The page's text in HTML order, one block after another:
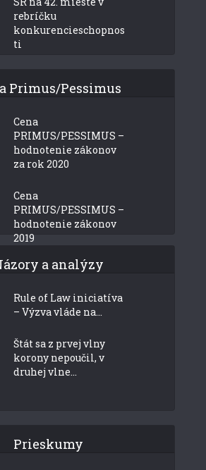
rebríčku
konkurencieschopnos
ti
Primus/Pessimus
Cena
PRIMUS/PESSIMUS –
hodnotenie zákonov
za rok 2020
Cena
PRIMUS/PESSIMUS –
hodnotenie zákonov
2019
a analýzy
Rule of Law iniciatíva
– Výzva vláde na...
Štát sa z prvej vlny
korony nepoučil, v
druhej vlne...
Prieskumy